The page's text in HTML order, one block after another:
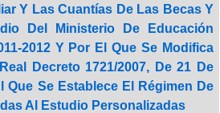
Y Las Cuantías De Las Becas Y
Del Ministerio De Educación
2012 Y Por El Que Se Modifica
Decreto 1721/2007, De 21 De
Que Se Establece El Régimen De
Al Estudio Personalizadas